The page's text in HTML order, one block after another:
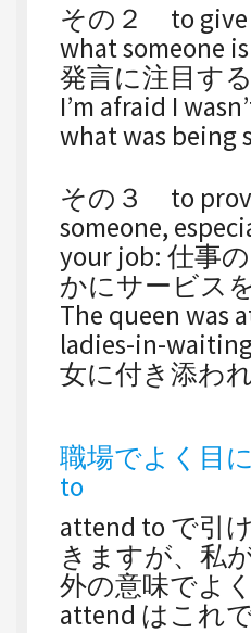
その２ to give
what someone
発言に注目する
I’m afraid I
what was being
その３ to
someone,
your job: 仕事
かにサービス
The queen was
ladies-in-
女に付き添わ
職場でよく目
to
attend to で引
きますが、私
外の意味でよ
attend はこれ